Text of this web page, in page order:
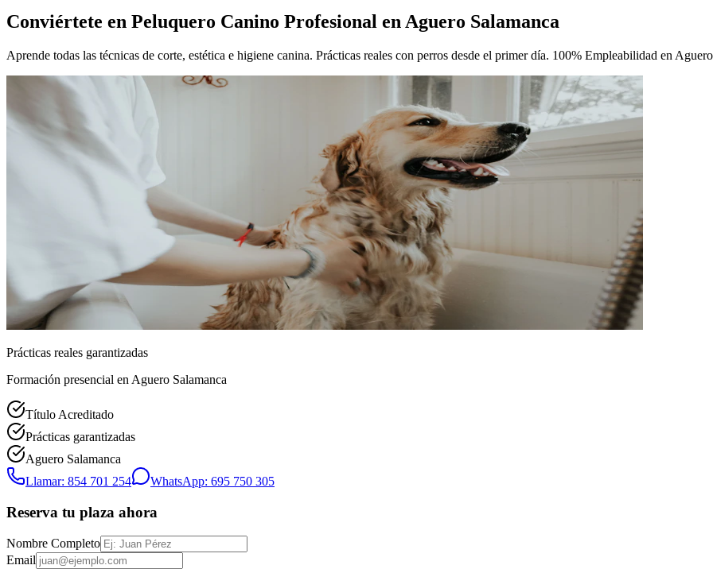
Conviértete en Peluquero Canino Profesional en Aguero Salamanca
Aprende todas las técnicas de corte, estética e higiene canina. Prácticas reales con perros desde el primer día. 100% Empleabilidad en
Prácticas reales garantizadas
Formación presencial en Aguero Salamanca
Título Acreditado
Prácticas garantizadas
Aguero Salamanca
Llamar: 854 701 254
WhatsApp: 695 750 305
Reserva tu plaza ahora
Nombre Completo
Email